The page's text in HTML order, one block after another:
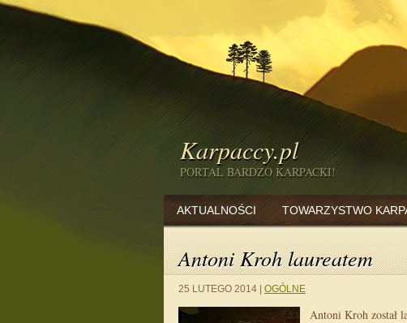
Karpaccy.pl
PORTAL BARDZO KARPACKI!
AKTUALNOŚCI TOWARZYSTWO
Antoni Kroh laureatem
25 LUTEGO 2014 OGÓLNE
Antoni Kroh został